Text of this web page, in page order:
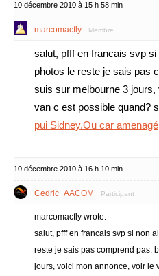
10 décembre 2010 à 15 h 58 min
marcomacfly Membre
salut, pfff en francais svp
photos le reste je sais pas
suis sur melbourne 3
van c est possible quand?
pui Sidney.Ou car
10 décembre 2010 à 16 h 10 min
Cedric_AACOM Participant
marcomacfly wrote:
salut, pfff en francais svp si non
reste je sais pas comprend pas.
jours, voici mon annonce, voir le